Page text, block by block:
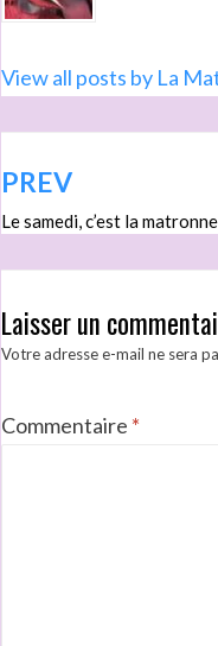
View all posts by La
PREV
Le samedi, c’est la matronne
Laisser un
Votre adresse e-mail ne sera
Commentaire *